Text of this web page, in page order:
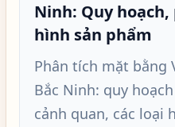
Ninh: Quy
hình sản phẩm
Phân tích mặt bằng
Bắc Ninh: quy
cảnh quan, các loại